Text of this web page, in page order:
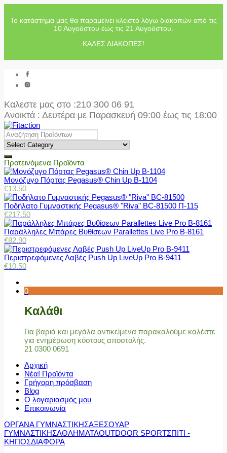
Το κατάστημα μας θα παραμείνει κλειστό λόγω διακοπών από τις
10 Αυγούστου έως τις 21 Αυγούστου.
ΚΑΛΕΣ ΔΙΑΚΟΠΕΣ!
Καλεστε μας στο :210 300 06 91
Ανοικτά : Δευτέρα με Παρασκευή 09:00 έως τις 18:00
Προτεινόμενα Προϊόντα
Μονόζυγο Πόρτας Pegasus® Chin Up Β-1104
€13.50
Ποδήλατο Γυμναστικής Pegasus® "Riva" BC-81500 Π-115
€217.50
Παράλληλες Μπάρες Βυθίσεων Parallettes Live Pro Β-8161
€82.90
Περιστρεφόμενες Λαβές Push Up LiveUp Pro Β-9411
€10.50
0
Καλάθι
Για βαριά και μεγάλα αντικείμενα παρακαλούμε καλέστε
για ενημέρωση κόστους αποστολής.
21 0300 0691
Αρχική
Νέα! Προϊόντα
Γρήγορη πρόσβαση
Blog
Ο λογαριασμός μου
Επικοινωνία
ΟΡΓΑΝΑ ΓΥΜΝΑΣΤΙΚΗΣΑΞΕΣΟΥΑΡ
ΓΥΜΝΑΣΤΙΚΗΣΑΘΛΗΜΑΤΑOUTDOOR SPORTΣΠΙΤΙ -
ΚΗΠΟΣΔΙΑΦΟΡΑ